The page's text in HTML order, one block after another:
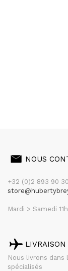
NOUS
+32 (0)2 893 90 30
Mardi > Samedi
LIVRAISON
Nous livrons
spécialisés